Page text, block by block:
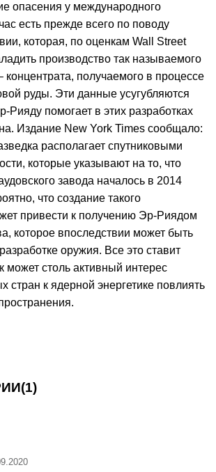
опасения у международного
есть прежде всего по поводу
которая, по оценкам Wall Street
производство так называемого
концентрата, получаемого в процессе
руды. Эти данные усугубляются
Рияду помогает в этих разработках
Издание New York Times сообщало:
располагает спутниковыми
которые указывают на то, что
завода началось в 2014
что создание такого
привести к получению Эр-Риядом
которое впоследствии может быть
оружия. Все это ставит
может столь активный интерес
стран к ядерной энергетике повлиять
(1)